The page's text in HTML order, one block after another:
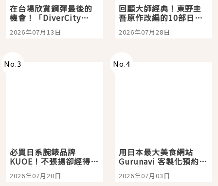
在台場欣賞鋼彈最後的
機會！「DiverCity
Tokyo Plaza」搭船、
購物、美食及夜景，一
2026年07月13日
回顧大師經典！東野圭
吾原作改編的10部日本
影視作品推薦
2026年07月28日
No.3
必買日系腕錶品牌
KUOE！不張揚卻經得起
時間洗鍊的經典之作五
選
2026年07月20日
No.4
用日本最大美食網站
Gurunavi 客製化預約九
大都市餐廳，打造專屬
美食體驗！
2026年07月03日